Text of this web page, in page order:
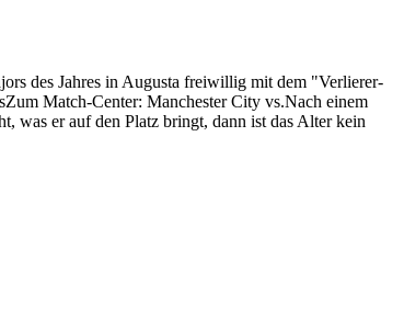
des Jahres in Augusta freiwillig mit dem "Verlierer-
Match-Center: Manchester City vs.Nach einem
was er auf den Platz bringt, dann ist das Alter kein